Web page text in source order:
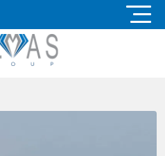
Skip